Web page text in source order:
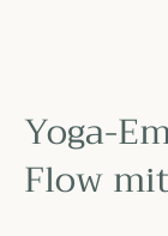
Yoga-
Flow